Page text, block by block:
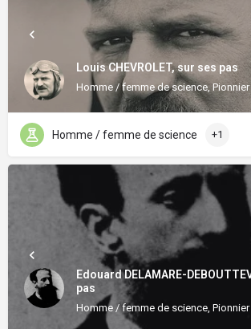
Louis CHEVROLET, sur ses pas
Homme / femme de science,
Homme / femme de science +1
Edouard DELAMARE-
pas
Homme / femme de science,